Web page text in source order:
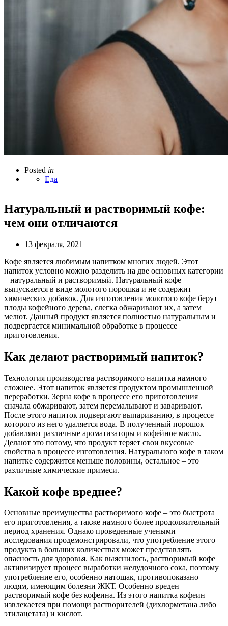
Posted in
Еда
Натуральный и растворимый кофе:
чем они отличаются
13 февраля, 2021
Кофе является любимым напитком многих людей. Этот
напиток условно можно разделить на две основных категории
– натуральный и растворимый. Натуральный кофе
выпускается в виде молотого порошка и не содержит
химических добавок. Для изготовления молотого кофе берут
плоды кофейного дерева, слегка обжаривают их, а затем
мелют. Данный продукт является полностью натуральным и
подвергается минимальной обработке в процессе
приготовления.
Как делают растворимый напиток?
Технология производства растворимого напитка намного
сложнее. Этот напиток является продуктом промышленной
переработки. Зерна кофе в процессе его приготовления
сначала обжаривают, затем перемалывают и заваривают.
После этого напиток подвергают выпариванию, в процессе
которого из него удаляется вода. В полученный порошок
добавляют различные ароматизаторы и кофейное масло.
Делают это потому, что продукт теряет свои вкусовые
свойства в процессе изготовления. Натурального кофе в таком
напитке содержится меньше половины, остальное – это
различные химические примеси.
Какой кофе вреднее?
Основные преимущества растворимого кофе – это быстрота
его приготовления, а также намного более продолжительный
период хранения. Однако проведенные учеными
исследования продемонстрировали, что употребление этого
продукта в больших количествах может представлять
опасность для здоровья. Как выяснилось, растворимый кофе
активизирует процесс выработки желудочного сока, поэтому
употребление его, особенно натощак, противопоказано
людям, имеющим болезни ЖКТ. Особенно вреден
растворимый кофе без кофеина. Из этого напитка кофеин
извлекается при помощи растворителей (дихлорметана либо
этилацетата) и кислот.